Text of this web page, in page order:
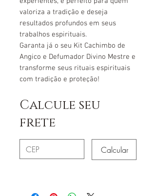
valoriza a tradição e deseja
resultados profundos em seus
trabalhos espirituais.
Garanta já o seu Kit Cachimbo de
Angico e Defumador Divino Mestre e
transforme seus rituais espirituais
com tradição e proteção!
Calcule seu
frete
Calcular